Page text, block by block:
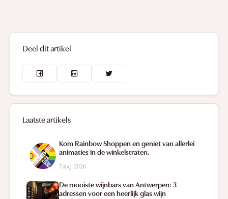
Laatste artikels
Kom Rainbow Shoppen en geniet van allerlei
animaties in de winkelstraten.
7 aug. 2026
De mooiste wijnbars van Antwerpen: 3
adressen voor een heerlijk glas wijn
Deel dit artikel